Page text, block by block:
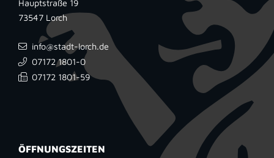
Hauptstraße 19
73547 Lorch
info@stadt-lorch.de
07172 1801-0
07172 1801-59
ÖFFNUNGSZEITEN